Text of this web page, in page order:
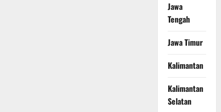
Jawa
Tengah
Jawa Timur
Kalimantan
Kalimantan
Selatan